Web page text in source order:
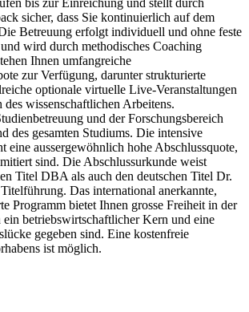
sicher, dass Sie kontinuierlich auf dem
Betreuung erfolgt individuell und ohne feste
wird durch methodisches Coaching
Ihnen umfangreiche
zur Verfügung, darunter strukturierte
optionale virtuelle Live-Veranstaltungen
des wissenschaftlichen Arbeitens.
und der Forschungsbereich
des gesamten Studiums. Die intensive
eine aussergewöhnlich hohe Abschlussquote,
sind. Die Abschlussurkunde weist
Titel DBA als auch den deutschen Titel Dr.
Das international anerkannte,
Programm bietet Ihnen grosse Freiheit in der
betriebswirtschaftlicher Kern und eine
gegeben sind. Eine kostenfreie
ist möglich.